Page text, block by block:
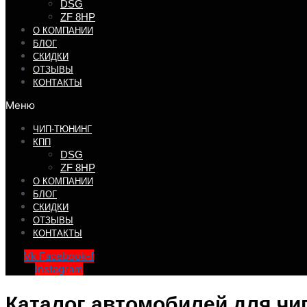
DSG
ZF 8HP
О КОМПАНИИ
БЛОГ
СКИДКИ
ОТЗЫВЫ
КОНТАКТЫ
Меню
ЧИП-ТЮНИНГ
КПП
DSG
ZF 8HP
О КОМПАНИИ
БЛОГ
СКИДКИ
ОТЗЫВЫ
КОНТАКТЫ
Vk Facebook-f
Instagram